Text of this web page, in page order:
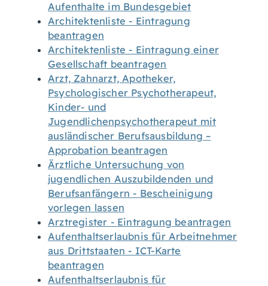
Aufenthalte im Bundesgebiet
Architektenliste - Eintragung
beantragen
Architektenliste - Eintragung einer
Gesellschaft beantragen
Arzt, Zahnarzt, Apotheker,
Psychologischer Psychotherapeut,
Kinder- und
Jugendlichenpsychotherapeut mit
ausländischer Berufsausbildung –
Approbation beantragen
Ärztliche Untersuchung von
jugendlichen Auszubildenden und
Berufsanfängern - Bescheinigung
vorlegen lassen
Arztregister - Eintragung beantragen
Aufenthaltserlaubnis für Arbeitnehmer
aus Drittstaaten - ICT-Karte
beantragen
Aufenthaltserlaubnis für